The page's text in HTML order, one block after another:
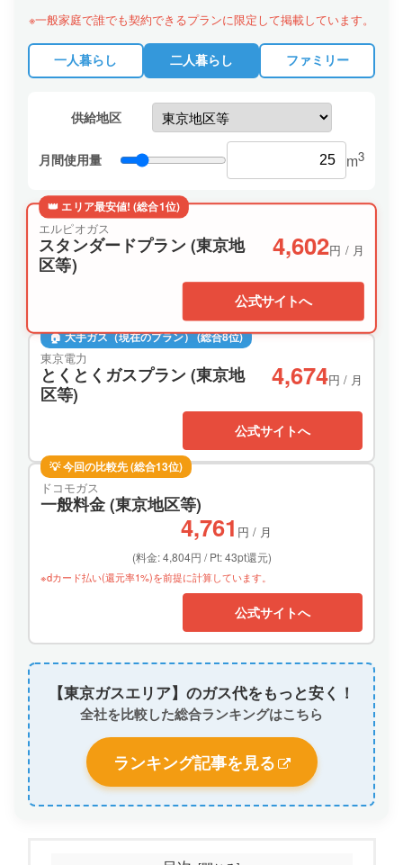
※一般家庭で誰でも契約できるプランに限定して掲載しています。
一人暮らし 二人暮らし ファミリー
供給地区
月間使用量 m3
👑 エリア最安値! (総合1位)
エルピオガス
スタンダードプラン (東京地
区等)
4,602円 / 月
公式サイトへ
🏠 大手ガス（現在のプラン） (総合8位)
東京電力
とくとくガスプラン (東京地
区等)
4,674円 / 月
公式サイトへ
💡 今回の比較先 (総合13位)
ドコモガス
一般料金 (東京地区等)
4,761 円 / 月
(料金: 4,804円 / Pt: 43pt還元)
※dカード払い(還元率1%)を前提に計算しています。
公式サイトへ
【東京ガスエリア】のガス代をもっと安く！
全社を比較した総合ランキングはこちら
ランキング記事を見る